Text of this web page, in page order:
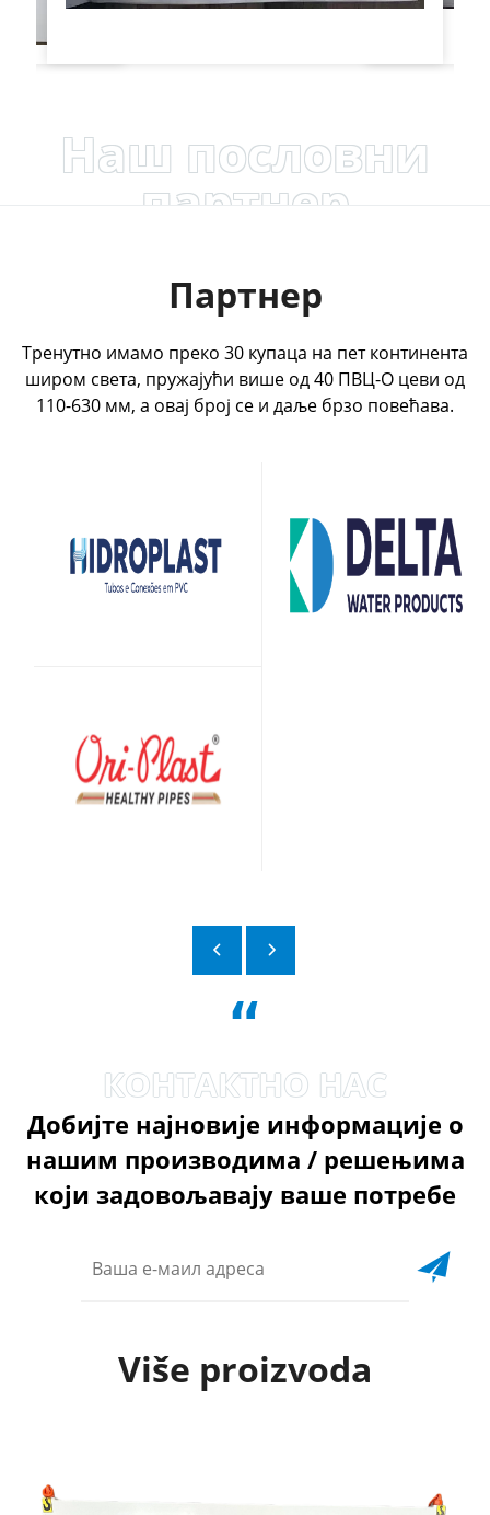
Наш пословни
партнер
Партнер
Тренутно имамо преко 30 купаца на пет континента
широм света, пружајући више од 40 ПВЦ-О цеви од
110-630 мм, а овај број се и даље брзо повећава.
“
Добијте најновије информације о
нашим производима / решењима
који задовољавају ваше потребе
Više proizvoda